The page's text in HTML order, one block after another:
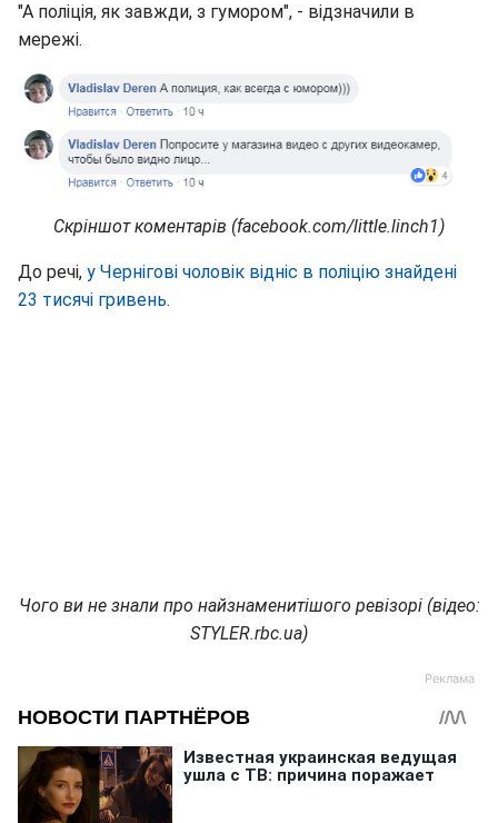
"А поліція, як завжди, з гумором", - відзначили в
мережі.
Скріншот коментарів (facebook.com/little.linch1)
До речі, у Чернігові чоловік відніс в поліцію знайдені
23 тисячі гривень.
Чого ви не знали про найзнаменитішого ревізорі (відео:
STYLER.rbc.ua)